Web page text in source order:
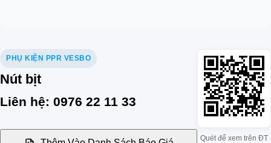
PHỤ KIỆN PPR VESBO
Nút bịt
Liên hệ: 0976 22 11 33
Quét để xem trên ĐT